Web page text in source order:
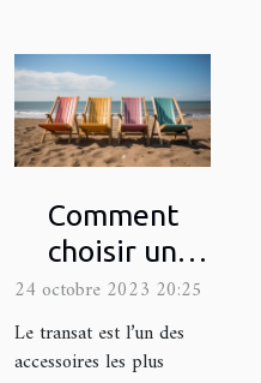
Comment
choisir un
transat ?
24 octobre 2023 20:25
Le transat est l’un des
accessoires les plus